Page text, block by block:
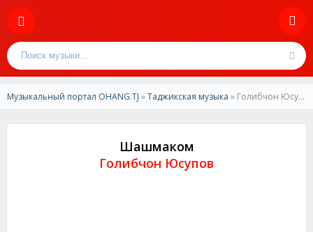
Музыкальный портал OHANG.TJ »Таджикская музыка » Голибчон Юсупов-Шашмаком
Шашмаком
Голибчон Юсупов